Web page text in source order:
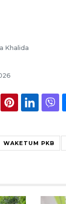
Khalida
WAKETUM PKB